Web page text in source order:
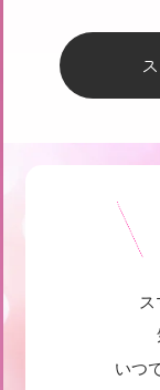
いつ